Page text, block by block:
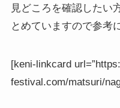
見どころを確認したい
とめていますので参考
[keni-linkcard
festival.com/matsuri/